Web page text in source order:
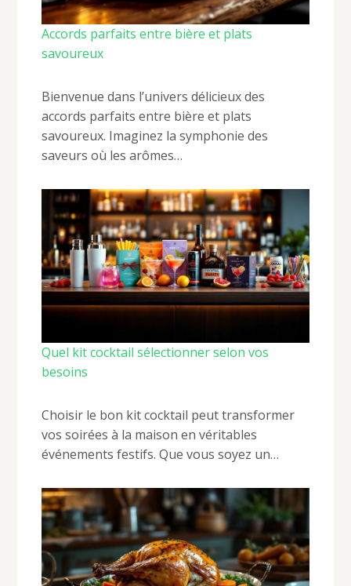
Accords parfaits entre bière et plats
savoureux
Bienvenue dans l’univers délicieux des
accords parfaits entre bière et plats
savoureux. Imaginez la symphonie des
saveurs où les arômes…
Quel kit cocktail sélectionner selon vos
besoins
Choisir le bon kit cocktail peut transformer
vos soirées à la maison en véritables
événements festifs. Que vous soyez un…